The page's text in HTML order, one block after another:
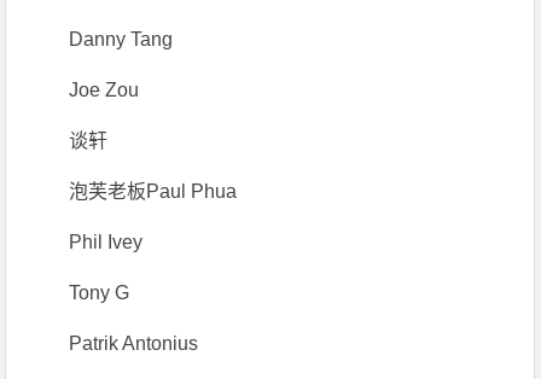
Danny Tang
Joe Zou
谈轩
泡芙老板Paul Phua
Phil Ivey
Tony G
Patrik Antonius